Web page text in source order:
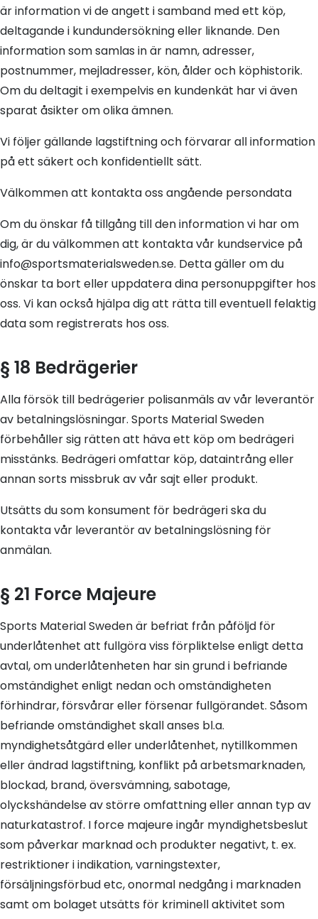
är information vi de angett i samband med ett köp,
deltagande i kundundersökning eller liknande. Den
information som samlas in är namn, adresser,
postnummer, mejladresser, kön, ålder och köphistorik.
Om du deltagit i exempelvis en kundenkät har vi även
sparat åsikter om olika ämnen.
Vi följer gällande lagstiftning och förvarar all information
på ett säkert och konfidentiellt sätt.
Välkommen att kontakta oss angående persondata
Om du önskar få tillgång till den information vi har om
dig, är du välkommen att kontakta vår kundservice på
info@sportsmaterialsweden.se. Detta gäller om du
önskar ta bort eller uppdatera dina personuppgifter hos
oss. Vi kan också hjälpa dig att rätta till eventuell felaktig
data som registrerats hos oss.
§ 18 Bedrägerier
Alla försök till bedrägerier polisanmäls av vår leverantör
av betalningslösningar. Sports Material Sweden
förbehåller sig rätten att häva ett köp om bedrägeri
misstänks. Bedrägeri omfattar köp, dataintrång eller
annan sorts missbruk av vår sajt eller produkt.
Utsätts du som konsument för bedrägeri ska du
kontakta vår leverantör av betalningslösning för
anmälan.
§ 21 Force Majeure
Sports Material Sweden är befriat från påföljd för
underlåtenhet att fullgöra viss förpliktelse enligt detta
avtal, om underlåtenheten har sin grund i befriande
omständighet enligt nedan och omständigheten
förhindrar, försvårar eller försenar fullgörandet. Såsom
befriande omständighet skall anses bl.a.
myndighetsåtgärd eller underlåtenhet, nytillkommen
eller ändrad lagstiftning, konflikt på arbetsmarknaden,
blockad, brand, översvämning, sabotage,
olyckshändelse av större omfattning eller annan typ av
naturkatastrof. I force majeure ingår myndighetsbeslut
som påverkar marknad och produkter negativt, t. ex.
restriktioner i indikation, varningstexter,
försäljningsförbud etc, onormal nedgång i marknaden
samt om bolaget utsätts för kriminell aktivitet som